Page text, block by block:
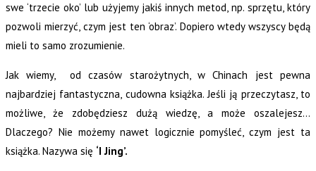
swe ‘trzecie oko’ lub użyjemy jakiś innych metod, np. sprzętu, który
pozwoli mierzyć, czym jest ten ‘obraz’. Dopiero wtedy wszyscy będą
mieli to samo zrozumienie.
Jak wiemy, od czasów starożytnych, w Chinach jest pewna
najbardziej fantastyczna, cudowna książka. Jeśli ją przeczytasz, to
możliwe, że zdobędziesz dużą wiedzę, a może oszalejesz…
Dlaczego? Nie możemy nawet logicznie pomyśleć, czym jest ta
książka. Nazywa się ‘I Jing’.